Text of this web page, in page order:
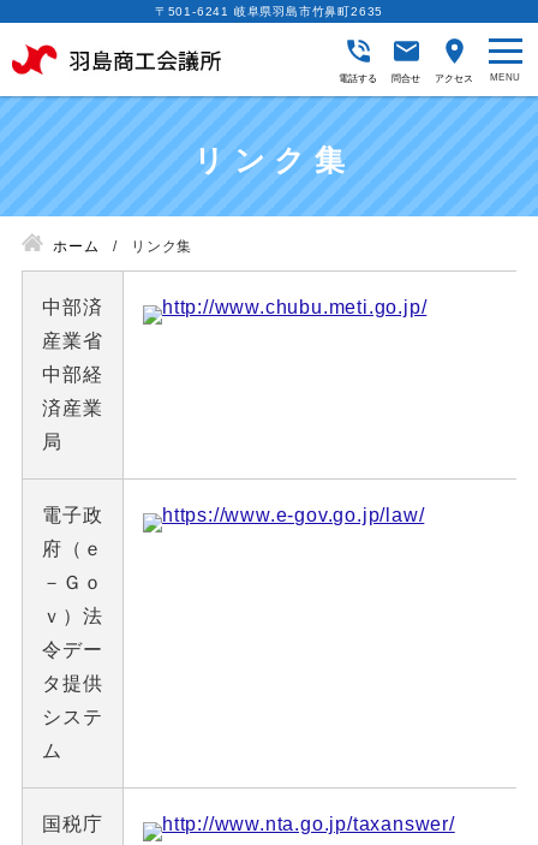
〒501-6241 岐阜県羽島市竹鼻町2635
電話する 問合せ アクセス
リンク集
ホーム リンク集
中部済
産業省
中部経
済産業
局
http://www.chubu.meti.go.jp/
電子政
府（ｅ
－Ｇｏ
ｖ）法
令デー
タ提供
システ
ム
https://www.e-gov.go.jp/law/
国税庁
http://www.nta.go.jp/taxanswer/